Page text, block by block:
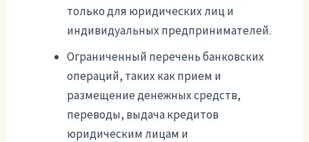
только для юридических лиц и
индивидуальных предпринимателей.
Ограниченный перечень банковских
операций, таких как прием и
размещение денежных средств,
переводы, выдача кредитов
юридическим лицам и